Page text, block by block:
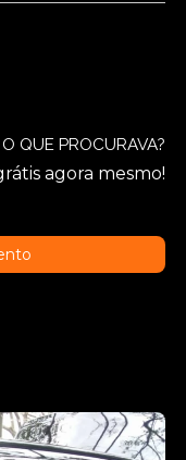
QUE PROCURAVA?
agora mesmo!